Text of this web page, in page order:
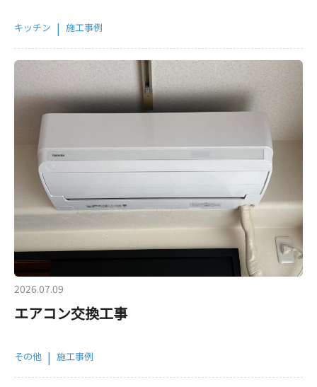
キッチン | 施工事例
2026.07.09
エアコン交換工事
その他 | 施工事例